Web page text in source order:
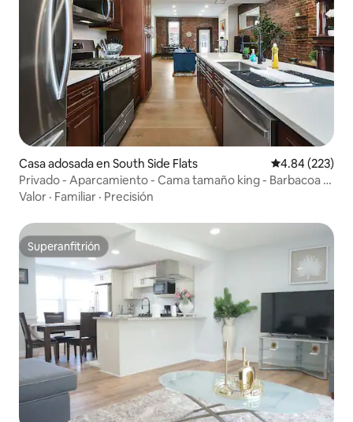
Casa adosada en South Side Flats Calificación
4.84 (223)
Privado - Aparcamiento - Cama tamaño king - Barbacoa -
Terraza - 5 min DT
Valor · Familiar · Precisión
Superanfitrión
Superanfitrión